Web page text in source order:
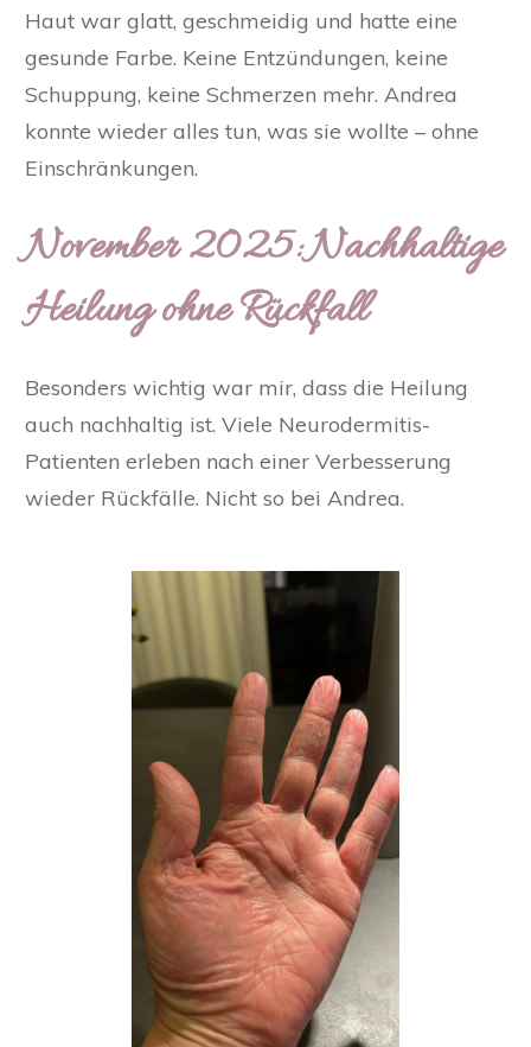
Haut war glatt, geschmeidig und hatte eine
gesunde Farbe. Keine Entzündungen, keine
Schuppung, keine Schmerzen mehr. Andrea
konnte wieder alles tun, was sie wollte – ohne
Einschränkungen.
November 2025: Nachhaltige
Heilung ohne Rückfall
Besonders wichtig war mir, dass die Heilung
auch nachhaltig ist. Viele Neurodermitis-
Patienten erleben nach einer Verbesserung
wieder Rückfälle. Nicht so bei Andrea.